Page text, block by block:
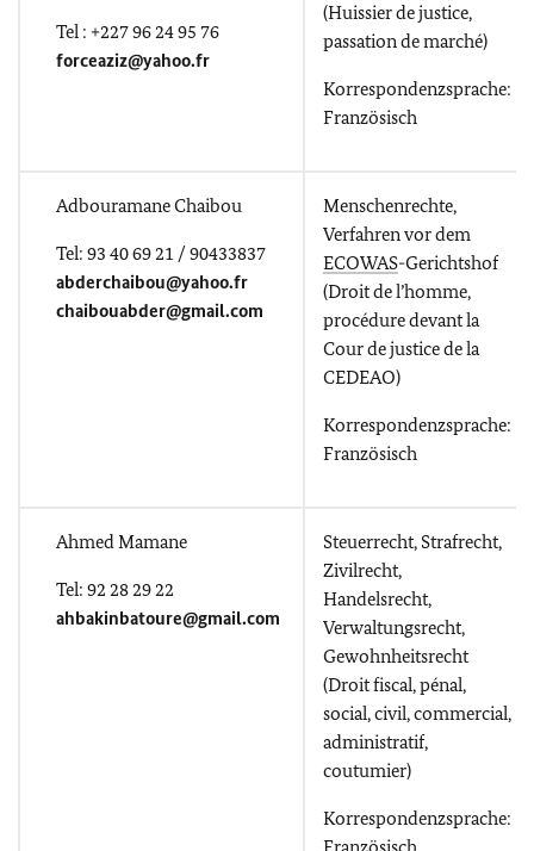
Tel : +227 96 24 95 76
forceaziz@yahoo.fr
(Huissier de justice,
passation de marché)
Korrespondenzsprache:
Französisch
Adbouramane Chaibou
Tel: 93 40 69 21 / 90433837
abderchaibou@yahoo.fr
chaibouabder@gmail.com
Menschenrechte,
Verfahren vor dem
ECOWAS-Gerichtshof
(Droit de l’homme,
procédure devant la
Cour de justice de la
CEDEAO)
Korrespondenzsprache:
Französisch
Ahmed Mamane
Tel: 92 28 29 22
ahbakinbatoure@gmail.com
Steuerrecht, Strafrecht,
Zivilrecht,
Handelsrecht,
Verwaltungsrecht,
Gewohnheitsrecht
(Droit fiscal, pénal,
social, civil, commercial,
administratif,
coutumier)
Korrespondenzsprache: